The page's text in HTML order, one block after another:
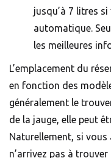
jusqu’à 7 litres
automatique.
les meilleures
L’emplacement du
en fonction des
généralement le
de la jauge, elle peut
Naturellement, si
n’arrivez pas à